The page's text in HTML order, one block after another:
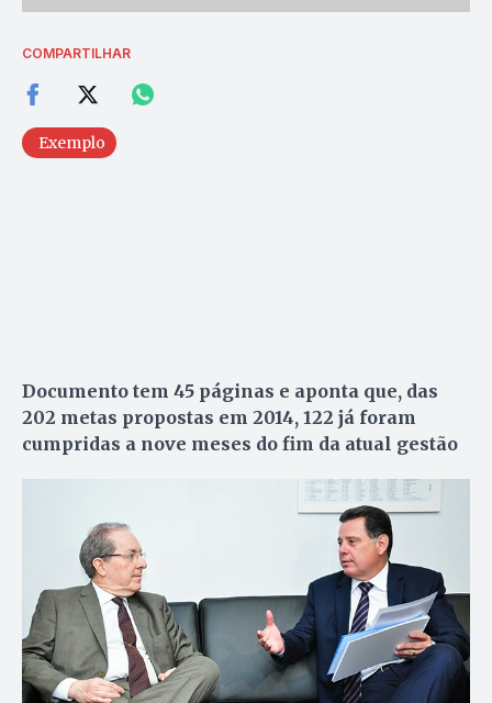
COMPARTILHAR
Exemplo
Documento tem 45 páginas e aponta que, das
202 metas propostas em 2014, 122 já foram
cumpridas a nove meses do fim da atual gestão